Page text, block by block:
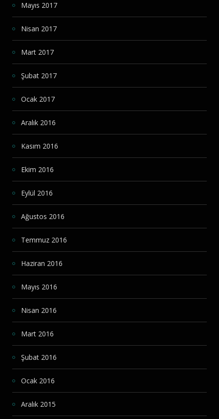
Mayıs 2017
Nisan 2017
Mart 2017
Şubat 2017
Ocak 2017
Aralık 2016
Kasım 2016
Ekim 2016
Eylül 2016
Ağustos 2016
Temmuz 2016
Haziran 2016
Mayıs 2016
Nisan 2016
Mart 2016
Şubat 2016
Ocak 2016
Aralık 2015